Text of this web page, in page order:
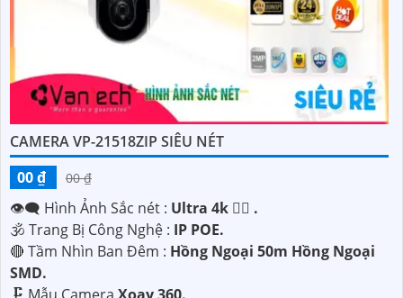
CAMERA VP-21518ZIP SIÊU NÉT
00 ₫
00 ₫
👁️‍🗨 Hình Ảnh Sắc nét : Ultra 4k 👍🏾 .
🕉️ Trang Bị Công Nghệ : IP POE.
🔴 Tầm Nhìn Ban Đêm : Hồng Ngoại 50m Hồng Ngoại
SMD.